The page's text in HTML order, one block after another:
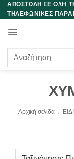
Μετάβαση
στο
περιεχόμενο
ΑΠΟΣΤΟΛΗ ΣΕ ΟΛΗ
ΤΗΛΕΦΩΝΙΚΕΣ
Αναζήτηση
Αρχική σελίδα /